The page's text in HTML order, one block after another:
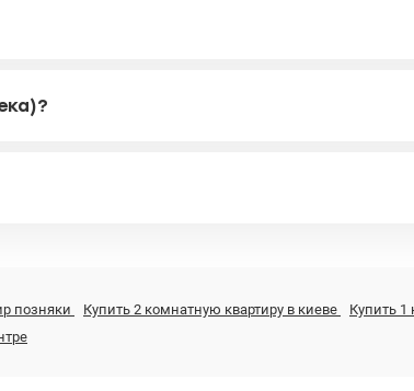
позняки Купить 2 комнатную квартиру в киеве Купить 1